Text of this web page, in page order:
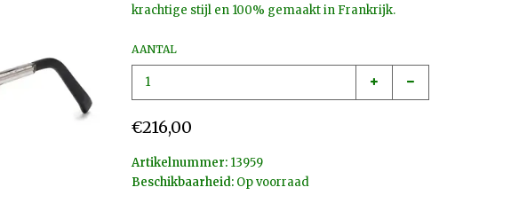
krachtige stijl en 100% gemaakt in Frankrijk.
AANTAL
€216,00
Artikelnummer: 13959
Beschikbaarheid: Op voorraad